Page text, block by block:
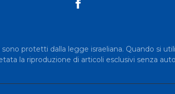
protetti dalla legge israeliana. Quando si
la riproduzione di articoli esclusivi senza